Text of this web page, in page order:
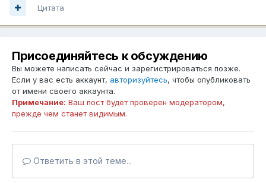
Цитата
Присоединяйтесь к обсуждению
Вы можете написать сейчас и зарегистрироваться позже.
Если у вас есть аккаунт, авторизуйтесь, чтобы опубликовать
от имени своего аккаунта.
Примечание: Ваш пост будет проверен модератором,
прежде чем станет видимым.
Ответить в этой теме...